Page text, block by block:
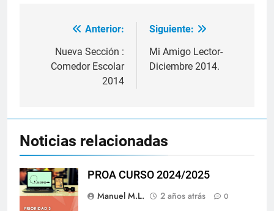
Navegación
Anterior:
Nueva Sección :
Comedor Escolar
2014
Siguiente:
Mi Amigo Lector-
Diciembre 2014.
Noticias relacionadas
PROA CURSO 2024/2025
Manuel M.L.
2 años atrás 0